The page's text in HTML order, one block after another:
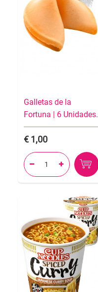
Galletas de la
Fortuna | 6 Unidades.
1,00
 